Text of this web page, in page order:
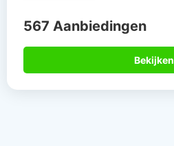
567 Aanbiedingen
Bekijken